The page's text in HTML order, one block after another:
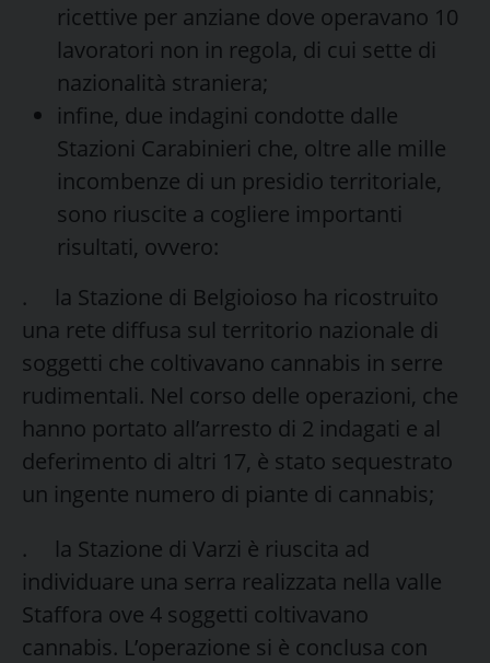
ricettive per anziane dove operavano 10
lavoratori non in regola, di cui sette di
nazionalità straniera;
infine, due indagini condotte dalle
Stazioni Carabinieri che, oltre alle mille
incombenze di un presidio territoriale,
sono riuscite a cogliere importanti
risultati, ovvero:
. la Stazione di Belgioioso ha ricostruito
una rete diffusa sul territorio nazionale di
soggetti che coltivavano cannabis in serre
rudimentali. Nel corso delle operazioni, che
hanno portato all’arresto di 2 indagati e al
deferimento di altri 17, è stato sequestrato
un ingente numero di piante di cannabis;
. la Stazione di Varzi è riuscita ad
individuare una serra realizzata nella valle
Staffora ove 4 soggetti coltivavano
cannabis. L’operazione si è conclusa con